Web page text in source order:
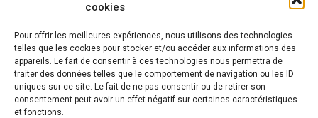
cookies
Pour offrir les meilleures expériences, nous utilisons des technologies
telles que les cookies pour stocker et/ou accéder aux informations des
appareils. Le fait de consentir à ces technologies nous permettra de
traiter des données telles que le comportement de navigation ou les ID
uniques sur ce site. Le fait de ne pas consentir ou de retirer son
consentement peut avoir un effet négatif sur certaines caractéristiques
et fonctions.
9h00 – 12h00/ 13h30 – 17h30
Samedi :9h00 – 12h00
Fermeture le mercredi matin
maire@sainteloylesmines.fr
04 73 85 08 24